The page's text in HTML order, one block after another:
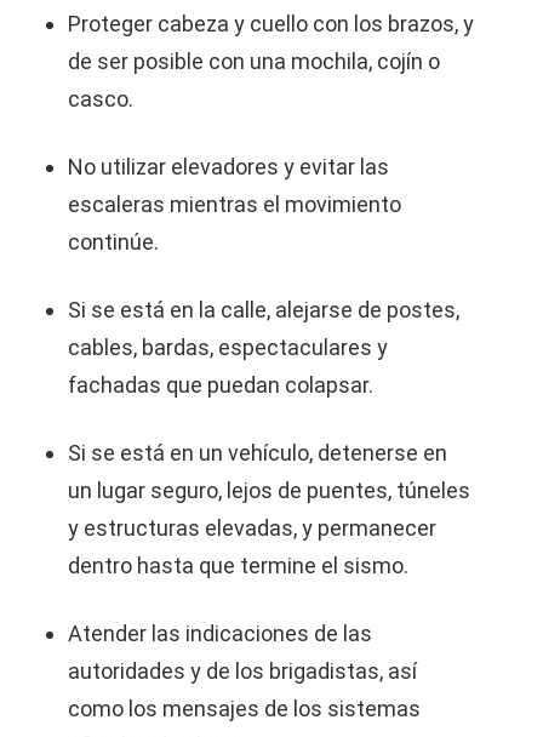
Proteger cabeza y cuello con los brazos, y
de ser posible con una mochila, cojín o
casco.
No utilizar elevadores y evitar las
escaleras mientras el movimiento
continúe.
Si se está en la calle, alejarse de postes,
cables, bardas, espectaculares y
fachadas que puedan colapsar.
Si se está en un vehículo, detenerse en
un lugar seguro, lejos de puentes, túneles
y estructuras elevadas, y permanecer
dentro hasta que termine el sismo.
Atender las indicaciones de las
autoridades y de los brigadistas, así
como los mensajes de los sistemas